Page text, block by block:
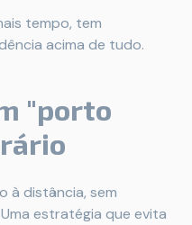
tempo, tem
acima de tudo.
"porto
à distância, sem
estratégia que evita